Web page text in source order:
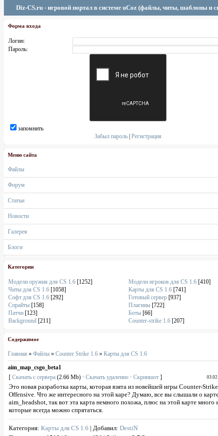
Diz-CS.ru - игровой портал в системе uCoz (файлы, читы, шаблоны и
Форма входа
Логин:
Пароль:
запомнить
Забыл пароль |Регистрация
Меню сайта
Файлы
Форум
Статьи
Новости
Галерея
Блоги
Категории
Модели оружия для CS 1.6 [1252] Модели игроков для CS 1.6 [410]
Читы для CS 1.6 [1058] Карты для CS 1.6 [741]
Софт для CS 1.6 [292] Готовый сервер [937]
Спрайты [158] Плагины [722]
Патчи [123] Боты [66]
Background [211] Counter-strike 1.6 [207]
Содержимое
Главная » Файлы » Counter Strike 1.6 » Карты для CS 1.6
aim_map_csgo_beta1
[ Скачать с сервера (2.66 Mb) · Скачать удаленно · Скриншот ]
Это новая разработка карты, которая взята из новейшей игры Сounter-
Offensive. Что же интересного на этой каре? Думаю, все вы слышали о
aim_headshot, так вот эта карта немного похожа, плюс на этой карте много
которые всегда можно спрятаться.
Категория: Карты для CS 1.6 | Добавил: DestiN